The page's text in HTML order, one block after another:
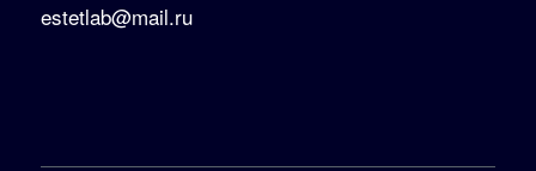
estetlab@mail.ru